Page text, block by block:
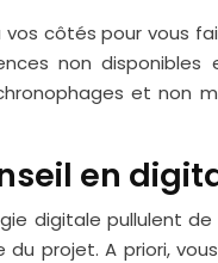
vos côtés pour vous
non
et non
en
digitale pullulent
projet. A priori,